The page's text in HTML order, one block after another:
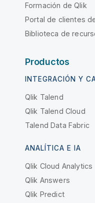
Formación de Qlik
Portal de clientes
Biblioteca de
Productos
INTEGRACIÓN Y
Qlik Talend
Qlik Talend Cloud
Talend Data Fabric
ANALÍTICA E IA
Qlik Cloud Analytics
Qlik Answers
Qlik Predict